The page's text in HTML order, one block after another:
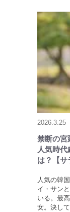
2026.3.25
禁断の宮
人気時
は？【サ
人気の韓
イ・サン
いる。最
女。決し